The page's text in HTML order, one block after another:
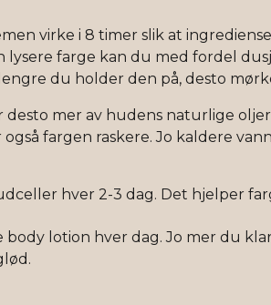
virke i 8 timer slik at
farge kan du med fordel
du holder den på, desto
mer av hudens naturlige
fargen raskere. Jo kaldere
hver 2-3 dag. Det hjelper
lotion hver dag. Jo mer du